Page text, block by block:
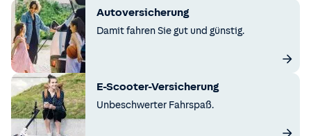
Autoversicherung
Damit fahren Sie gut und günstig.
E-Scooter-Versicherung
Unbeschwerter Fahrspaß.